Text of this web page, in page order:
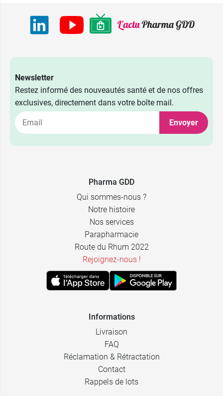
Newsletter
Restez informé des nouveautés santé et de nos offres
exclusives, directement dans votre boîte mail.
Envoyer
Pharma GDD
Qui sommes-nous ?
Notre histoire
Nos services
Parapharmacie
Route du Rhum 2022
Rejoignez-nous !
Informations
Livraison
FAQ
Réclamation & Rétractation
Contact
Rappels de lots